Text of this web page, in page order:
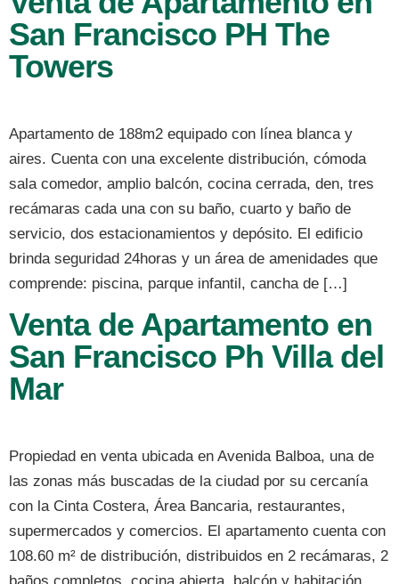
San Francisco PH The
Towers
Apartamento de 188m2 equipado con línea blanca y
aires. Cuenta con una excelente distribución, cómoda
sala comedor, amplio balcón, cocina cerrada, den, tres
recámaras cada una con su baño, cuarto y baño de
servicio, dos estacionamientos y depósito. El edificio
brinda seguridad 24horas y un área de amenidades que
comprende: piscina, parque infantil, cancha de […]
Venta de Apartamento en
San Francisco Ph Villa del
Mar
Propiedad en venta ubicada en Avenida Balboa, una de
las zonas más buscadas de la ciudad por su cercanía
con la Cinta Costera, Área Bancaria, restaurantes,
supermercados y comercios. El apartamento cuenta con
108.60 m² de distribución, distribuidos en 2 recámaras, 2